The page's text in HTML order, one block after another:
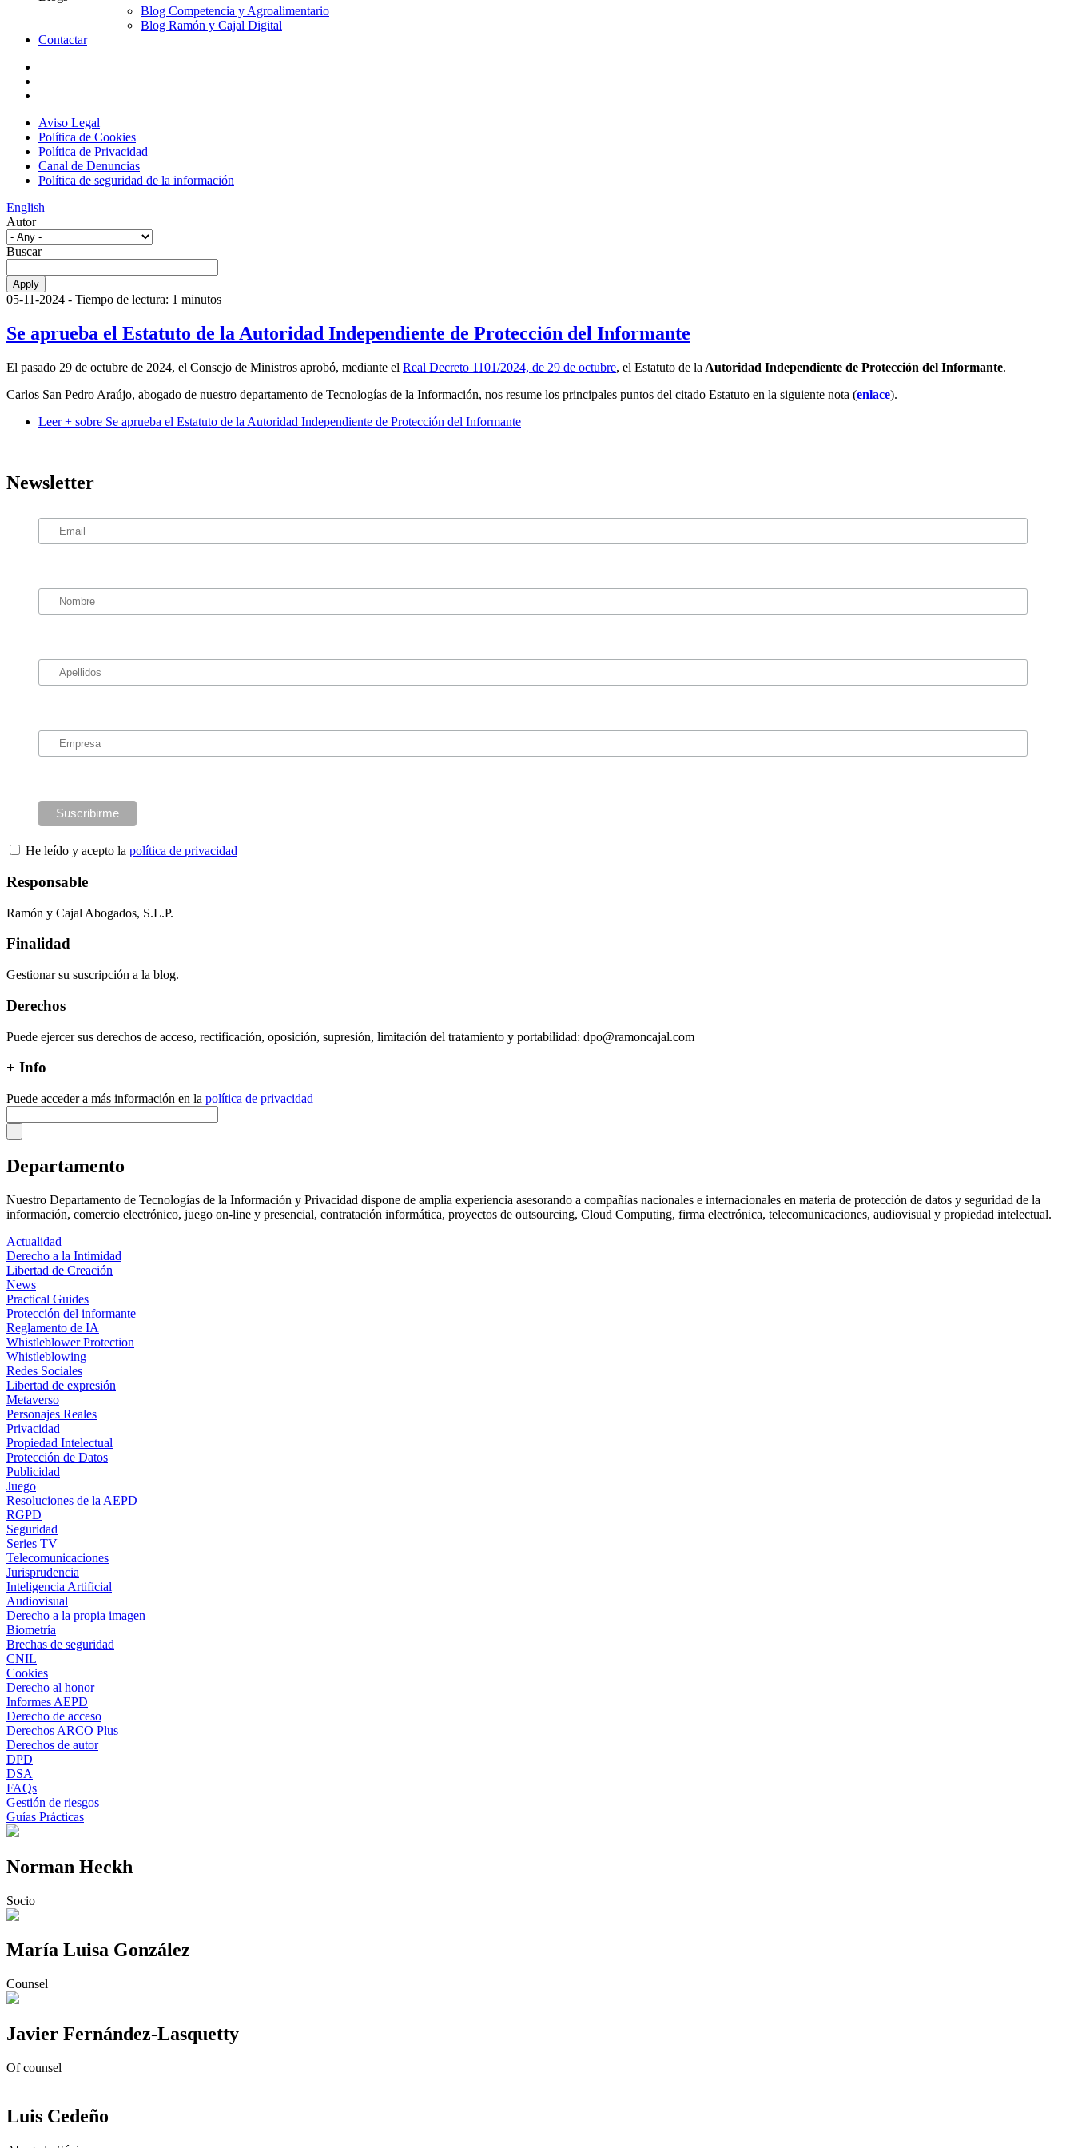
Blog Competencia y Agroalimentario
Blog Ramón y Cajal Digital
Contactar
Aviso Legal
Política de Cookies
Política de Privacidad
Canal de Denuncias
Política de seguridad de la información
English
Autor
Buscar
05-11-2024 - Tiempo de lectura: 1 minutos
Se aprueba el Estatuto de la Autoridad Independiente de Protección del Informante
El pasado 29 de octubre de 2024, el Consejo de Ministros aprobó, mediante el Real Decreto 1101/2024, de 29 de octubre, el Estatuto de la Autoridad Independiente de Protección del Informante.
Carlos San Pedro Araújo, abogado de nuestro departamento de Tecnologías de la Información, nos resume los principales puntos del citado Estatuto en la siguiente nota (enlace).
Leer + sobre Se aprueba el Estatuto de la Autoridad Independiente de Protección del Informante
Newsletter
He leído y acepto la política de privacidad
Responsable
Ramón y Cajal Abogados, S.L.P.
Finalidad
Gestionar su suscripción a la blog.
Derechos
Puede ejercer sus derechos de acceso, rectificación, oposición, supresión, limitación del tratamiento y portabilidad: dpo@ramoncajal.com
+ Info
Puede acceder a más información en la política de privacidad
Departamento
Nuestro Departamento de Tecnologías de la Información y Privacidad dispone de amplia experiencia asesorando a compañías nacionales e internacionales en materia de protección de datos y seguridad de la
información, comercio electrónico, juego on-line y presencial, contratación informática, proyectos de outsourcing, Cloud Computing, firma electrónica, telecomunicaciones, audiovisual y propiedad intelectual.
Actualidad
Derecho a la Intimidad
Libertad de Creación
News
Practical Guides
Protección del informante
Reglamento de IA
Whistleblower Protection
Whistleblowing
Redes Sociales
Libertad de expresión
Metaverso
Personajes Reales
Privacidad
Propiedad Intelectual
Protección de Datos
Publicidad
Juego
Resoluciones de la AEPD
RGPD
Seguridad
Series TV
Telecomunicaciones
Jurisprudencia
Inteligencia Artificial
Audiovisual
Derecho a la propia imagen
Biometría
Brechas de seguridad
CNIL
Cookies
Derecho al honor
Informes AEPD
Derecho de acceso
Derechos ARCO Plus
Derechos de autor
DPD
DSA
FAQs
Gestión de riesgos
Guías Prácticas
Norman Heckh
Socio
María Luisa González
Counsel
Javier Fernández-Lasquetty
Of counsel
Luis Cedeño